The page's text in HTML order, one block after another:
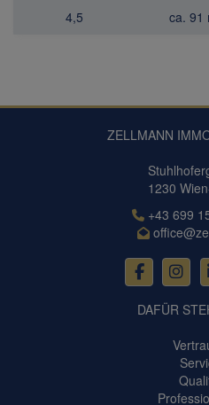
4,5 ca. 91
ZELLMANN
1230
+43 699
DAFÜR